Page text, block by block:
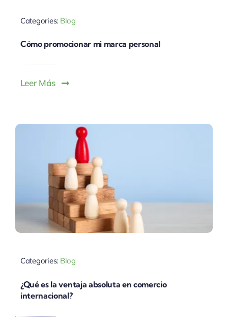
Categories: Blog
Cómo promocionar mi marca personal
Leer Más
Categories: Blog
¿Qué es la ventaja absoluta en comercio
internacional?